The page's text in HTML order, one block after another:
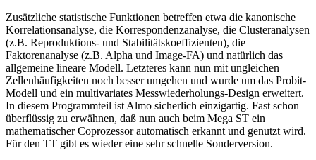
Zusätzliche statistische Funktionen betreffen etwa die kanonische
Korrelationsanalyse, die Korrespondenzanalyse, die Clusteranalysen
(z.B. Reproduktions- und Stabilitätskoeffizienten), die
Faktorenanalyse (z.B. Alpha und Image-FA) und natürlich das
allgemeine lineare Modell. Letzteres kann nun mit ungleichen
Zellenhäufigkeiten noch besser umgehen und wurde um das Probit-
Modell und ein multivariates Messwiederholungs-Design erweitert.
In diesem Programmteil ist Almo sicherlich einzigartig. Fast schon
überflüssig zu erwähnen, daß nun auch beim Mega ST ein
mathematischer Coprozessor automatisch erkannt und genutzt wird.
Für den TT gibt es wieder eine sehr schnelle Sonderversion.